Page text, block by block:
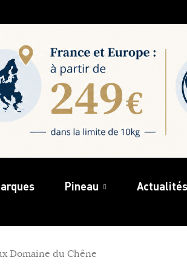
Pineau Actualités
Domaine du Chêne